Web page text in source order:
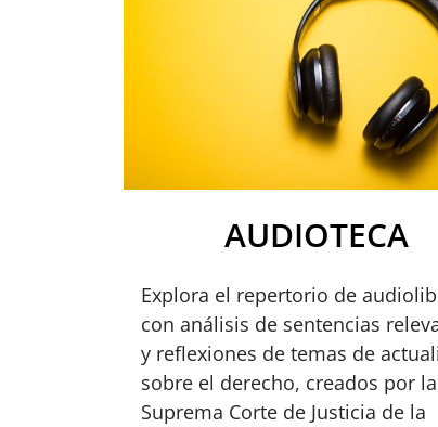
AUDIOTECA
Explora el repertorio de
con análisis de sentencias
y reflexiones de temas de
sobre el derecho, creados por la
Suprema Corte de Justicia de la